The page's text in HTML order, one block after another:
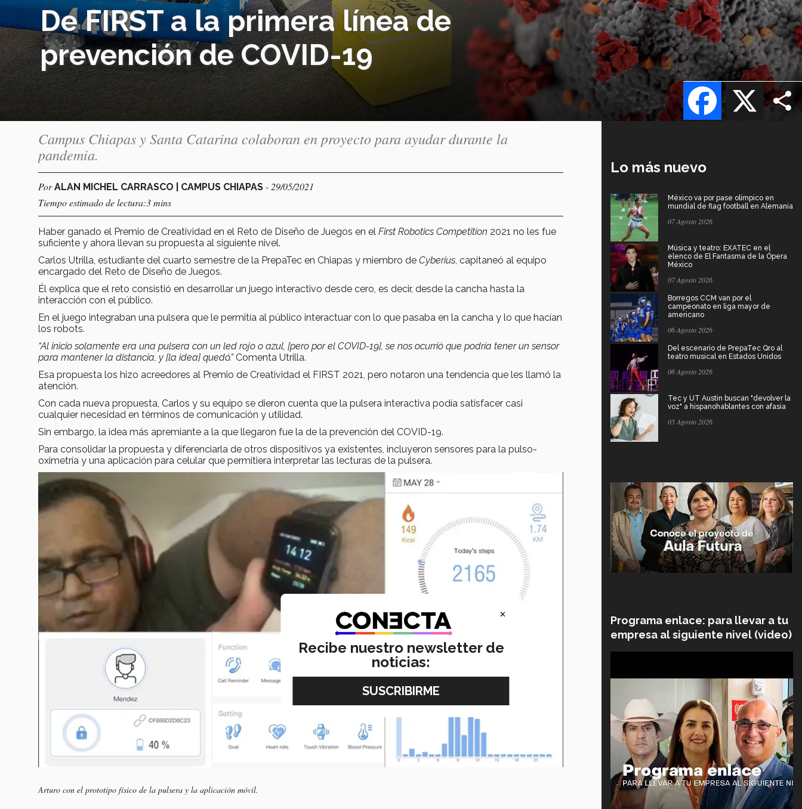
De FIRST a la primera línea de
prevención de COVID-19
X
Facebook
Campus Chiapas y Santa Catarina colaboran en proyecto para ayudar durante la
pandemia.
PorALAN MICHEL CARRASCO | CAMPUS CHIAPAS - 29/05/2021
Tiempo estimado de lectura:3 mins
Haber ganado el Premio de Creatividad en el Reto de Diseño de Juegos en el First Robotics Competition 2021 no les fue
suficiente y ahora llevan su propuesta al siguiente nivel.
Carlos Utrilla, estudiante del cuarto semestre de la PrepaTec en Chiapas y miembro de Cyberius , capitaneó al equipo
encargado del Reto de Diseño de Juegos.
Él explica que el reto consistió en desarrollar un juego interactivo desde cero, es decir, desde la cancha hasta la
interacción con el público.
En el juego integraban una pulsera que le permitía al público interactuar con lo que pasaba en la cancha y lo que hacían
los robots.
“Al inicio solamente era una pulsera con un led rojo o azul, [pero por el COVID-19], se nos ocurrió que podría tener un sensor
para mantener la distancia, y [la idea] quedó.”Comenta Utrilla.
Esa propuesta los hizo acreedores al Premio de Creatividad el FIRST 2021, pero notaron una tendencia que les llamó la
atención.
Con cada nueva propuesta, Carlos y su equipo se dieron cuenta que la pulsera interactiva podía satisfacer casi
cualquier necesidad en términos de comunicación y utilidad.
Sin embargo, la idea más apremiante a la que llegaron fue la de la prevención del COVID-19.
Para consolidar la propuesta y diferenciarla de otros dispositivos ya existentes, incluyeron sensores para la pulso-
oximetría y una aplicación para celular que permitiera interpretar las lecturas de la pulsera.
Arturo con el prototipo físico de la pulsera y la aplicación móvil.
Lo más nuevo
México va por pase olímpico en
mundial de flag football en Alemania
07 Agosto 2026
Música y teatro: EXATEC en el
elenco de El Fantasma de la Ópera
México
07 Agosto 2026
Borregos CCM van por el
campeonato en liga mayor de
americano
06 Agosto 2026
Del escenario de PrepaTec Qro al
teatro musical en Estados Unidos
06 Agosto 2026
Tec y UT Austin buscan "devolver la
voz" a hispanohablantes con afasia
05 Agosto 2026
Programa enlace: para llevar a tu
empresa al siguiente nivel (video)
×
Recibe nuestro newsletter de
noticias: